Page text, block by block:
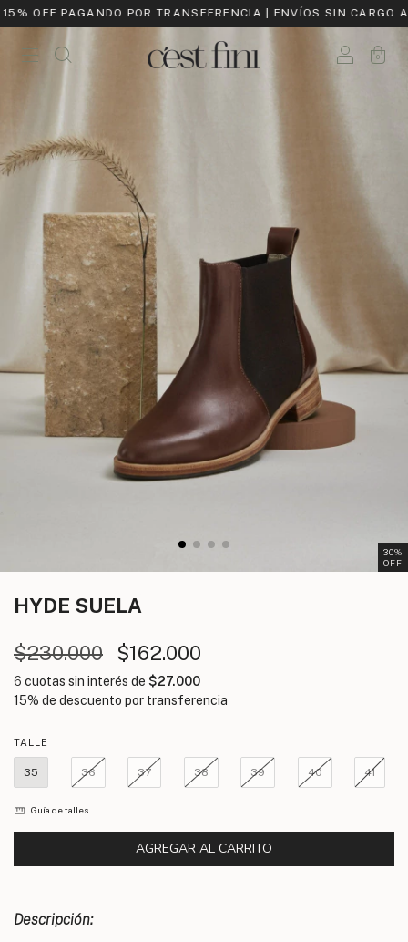
PAGANDO POR TRANSFERENCIA | ENVÍOS SIN CARGO A
0
30%
OFF
HYDE
SUELA
$230.000
$162.000
6 cuotas sin interés de $27.000
TALLE
35 36 37 38 39 40 41
Guía de talles
Descripción: